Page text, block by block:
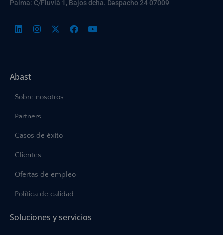
Palma: C/Fluvià 1, Bajos dcha. Despacho 24 07009
Abast
Sobre nosotros
Partners
Casos de éxito
Clientes
Ofertas de empleo
Política de calidad
Soluciones y servicios